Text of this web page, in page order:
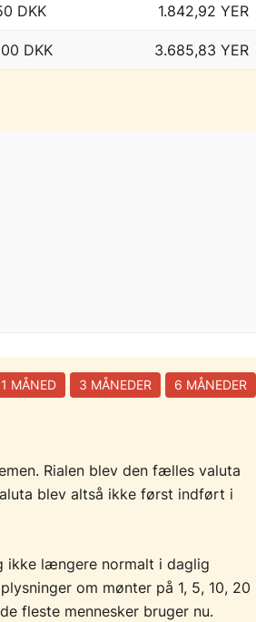
DKK 1.842,92 YER
DKK 3.685,83 YER
1 MÅNED 3 MÅNEDER 6 MÅNEDER
Rialen blev den fælles valuta
blev altså ikke først indført i
ikke længere normalt i daglig
om mønter på 1, 5, 10, 20
fleste mennesker bruger nu.